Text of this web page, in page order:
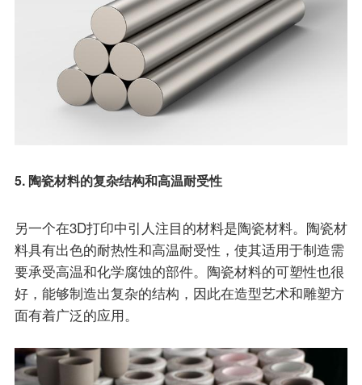
5. 陶瓷材料的复杂结构和高温耐受性
另一个在3D打印中引人注目的材料是陶瓷材料。陶瓷材
料具有出色的耐热性和高温耐受性，使其适用于制造需
要承受高温和化学腐蚀的部件。陶瓷材料的可塑性也很
好，能够制造出复杂的结构，因此在造型艺术和雕塑方
面有着广泛的应用。